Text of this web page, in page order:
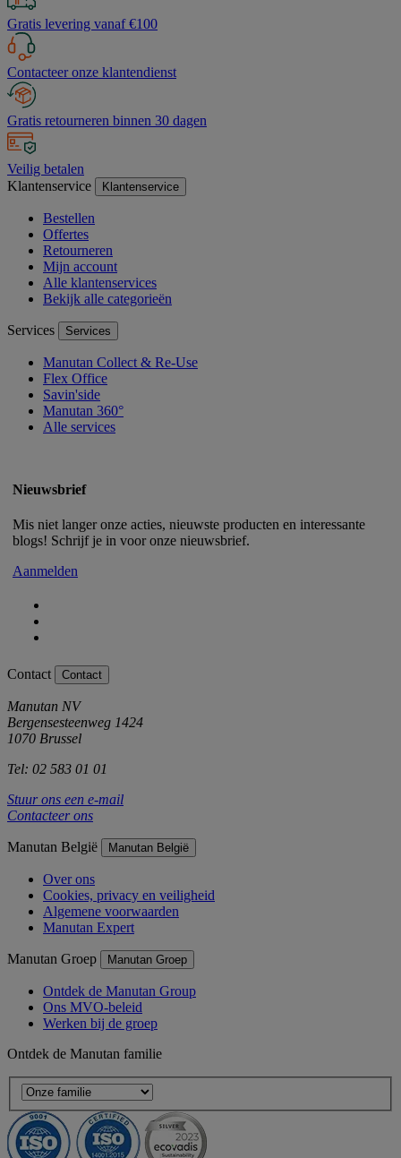
Gratis levering vanaf €100
Contacteer onze klantendienst
Gratis retourneren binnen 30 dagen
Veilig betalen
Klantenservice
Klantenservice
Bestellen
Offertes
Retourneren
Mijn account
Alle klantenservices
Bekijk alle categorieën
Services Services
Manutan Collect & Re-Use
Flex Office
Savin'side
Manutan 360°
Alle services
Nieuwsbrief
Mis niet langer onze acties, nieuwste producten en interessante
blogs! Schrijf je in voor onze nieuwsbrief.
Aanmelden
Contact Contact
Manutan NV
Bergensesteenweg 1424
1070 Brussel
Tel: 02 583 01 01
Stuur ons een e-mail
Contacteer ons
Manutan België Manutan België
Over ons
Cookies, privacy en veiligheid
Algemene voorwaarden
Manutan Expert
Manutan Groep Manutan Groep
Ontdek de Manutan Group
Ons MVO-beleid
Werken bij de groep
Ontdek de Manutan familie